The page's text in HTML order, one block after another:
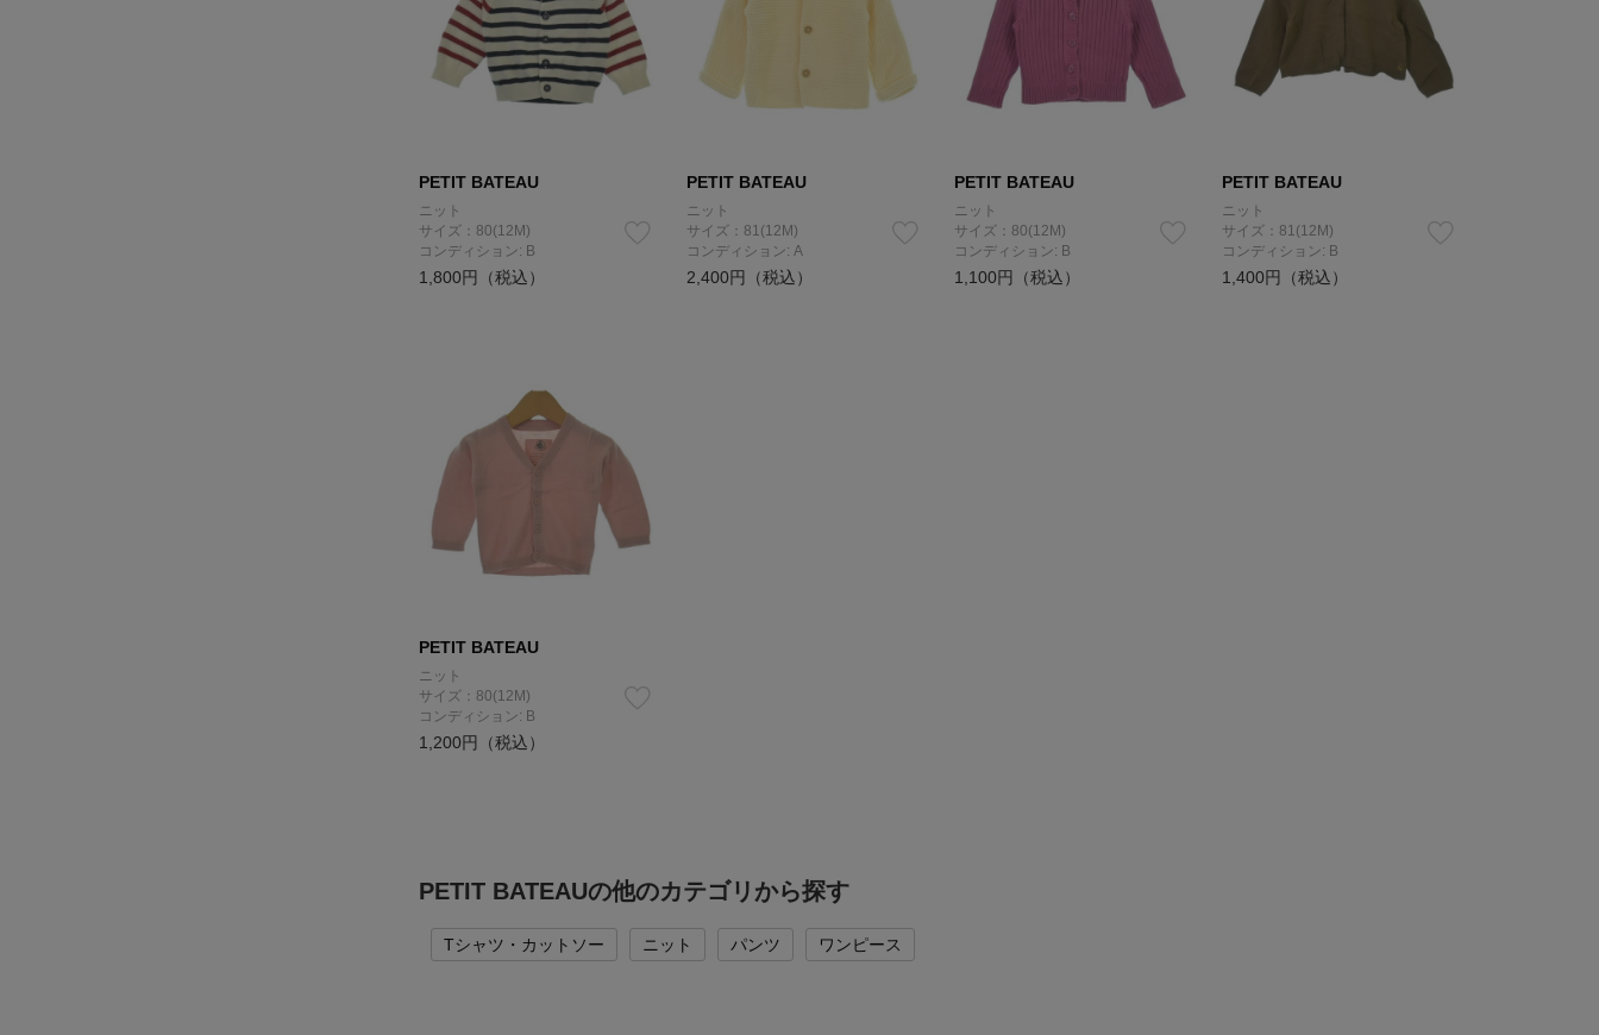
PETIT BATEAU
ニット
サイズ：80(12M)
コンディション: B
1,800円（税込）
PETIT BATEAU
ニット
サイズ：81(12M)
コンディション: A
2,400円（税込）
PETIT BATEAU
ニット
サイズ：80(12M)
コンディション: B
1,100円（税込）
PETIT BATEAU
ニット
サイズ：81(12M)
コンディション: B
1,400円（税込）
PETIT BATEAU
ニット
サイズ：80(12M)
コンディション: B
1,200円（税込）
PETIT BATEAUの他のカテゴリから探す
Tシャツ・カットソー ニット パンツ ワンピース